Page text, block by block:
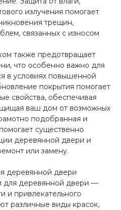
излучения помогает
трещин,
связанных с износом
также предотвращает
что особенно важно для
в условиях повышенной
покрытия помогает
свойства, обеспечивая
ваш дом от возможных
подобранная и
существенно
деревянной двери и
или замену.
деревянной двери
для деревянной двери —
и привлекательного
различные виды красок,